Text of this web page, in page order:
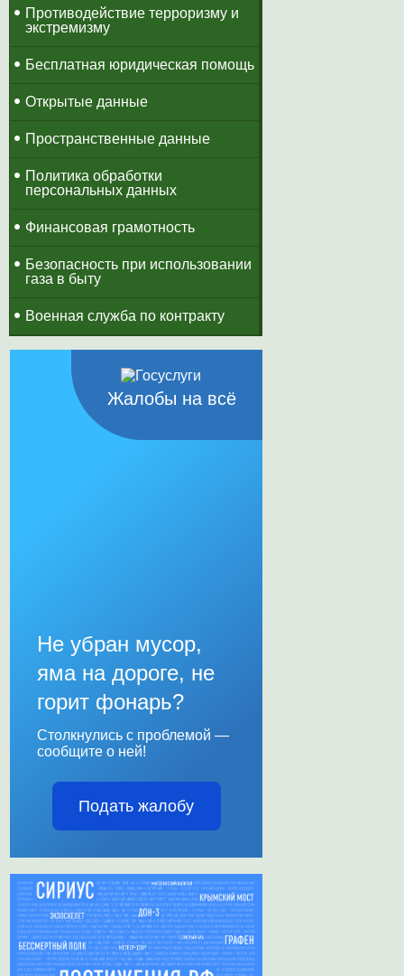
Противодействие терроризму и
экстремизму
Бесплатная юридическая помощь
Открытые данные
Пространственные данные
Политика обработки
персональных данных
Финансовая грамотность
Безопасность при использовании
газа в быту
Военная служба по контракту
Жалобы на всё
Не убран мусор,
яма на дороге, не
горит фонарь?
Столкнулись с проблемой —
сообщите о ней!
Подать жалобу